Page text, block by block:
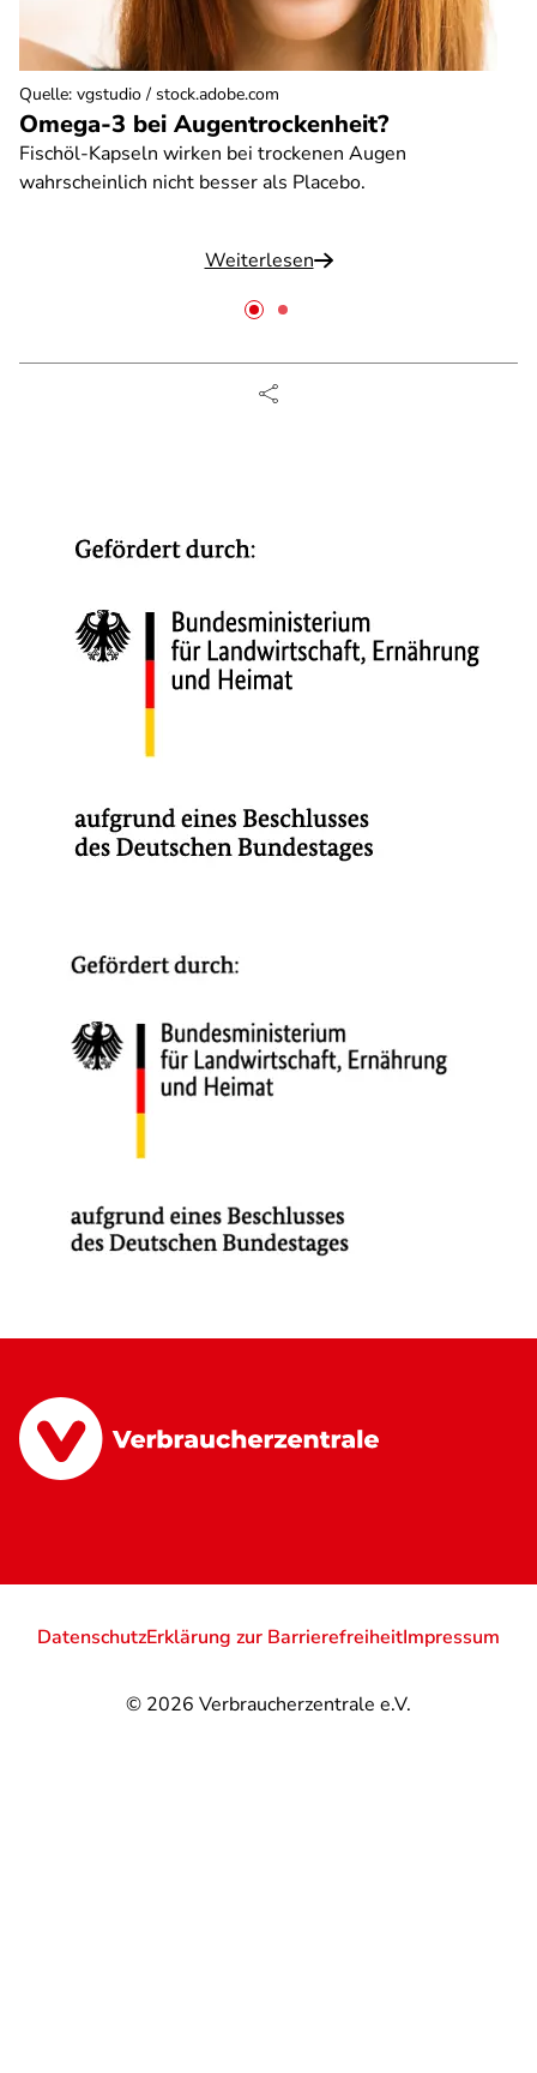
Omega-3 bei Augentrockenheit?
Fischöl-Kapseln wirken bei trockenen Augen
wahrscheinlich nicht besser als Placebo.
Weiterlesen
Quelle: vgstudio / stock.adobe.com
© 2026 Verbraucherzentrale e.V.
DatenschutzErklärung zur BarrierefreiheitImpressum